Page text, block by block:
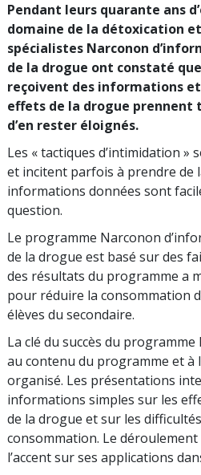
Pendant leurs quarante ans
domaine de la détoxication
spécialistes Narconon
de la drogue ont constaté
reçoivent des informations
effets de la drogue prennent
d’en rester éloignés.
Les « tactiques d’intimidation »
et incitent parfois à prendre de
informations données sont
question.
Le programme Narconon
de la drogue est basé sur des
des résultats du programme a
pour réduire la consommation
élèves du secondaire.
La clé du succès du
au contenu du programme et à
organisé. Les présentations
informations simples sur les
de la drogue et sur les
consommation. Le
l’accent sur ses applications